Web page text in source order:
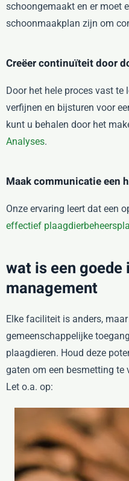
schoongemaakt en er moet
schoonmaakplan zijn om
Creëer continuïteit door
Door het hele proces vast te
verfijnen en bijsturen voor
kunt u behalen door het
Analyses.
Maak communicatie een
Onze ervaring leert dat een
effectief
wat is een
management
Elke faciliteit is anders,
gemeenschappelijke
plaagdieren. Houd deze
gaten om een besmetting te
Let o.a. op: